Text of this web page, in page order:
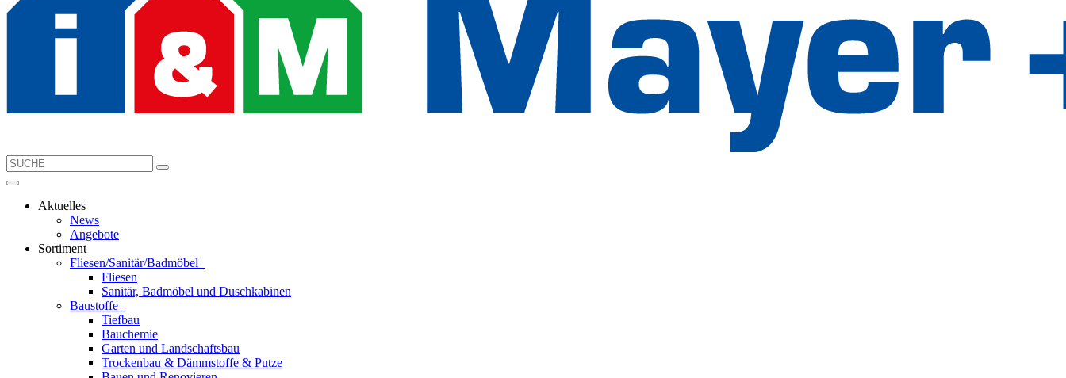
Aktuelles
News
Angebote
Sortiment
Fliesen/Sanitär/Badmöbel
Fliesen
Sanitär, Badmöbel und Duschkabinen
Baustoffe
Tiefbau
Bauchemie
Garten und Landschaftsbau
Trockenbau & Dämmstoffe & Putze